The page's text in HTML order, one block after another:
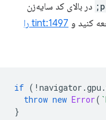
در بالای کد سایه‌زن
tint:1497 را
if ( ! navigator .gpu .
throw new Error(
}